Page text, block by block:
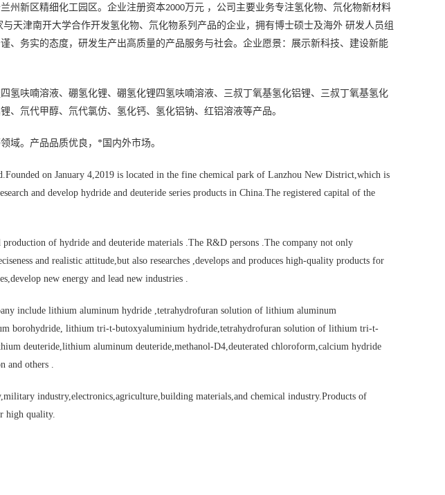
兰州新区精细化工园区。企业注册资本2000万元 ，公司主要业务专注氢化物、氘化物新材料
天津南开大学合作开发氢化物、氘化物系列产品的企业，拥有博士硕士及海外 研发人员组
、务实的态度，研发生产出高质量的产品服务与社会。企业愿景：展示新科技、建设新能
氢呋喃溶液、硼氢化锂、硼氢化锂四氢呋喃溶液、三叔丁氧基氢化铝锂、三叔丁氧基氢化
、氘代甲醇、氘代氯仿、氢化钙、氢化铝钠、红铝溶液等产品。
域。产品品质优良，*国内外市场。
on January 4,2019 is located in the fine chemical park of Lanzhou New District,which is
and develop hydride and deuteride series products in China.The registered capital of the
production of hydride and deuteride materials .The R&D persons .The company not only
and realistic attitude,but also researches ,develops and produces high-quality products for
new energy and lead new industries .
include lithium aluminum hydride ,tetrahydrofuran solution of lithium aluminum
borohydride, lithium tri-t-butoxyaluminium hydride,tetrahydrofuran solution of lithium tri-t-
deuteride,lithium aluminum deuteride,methanol-D4,deuterated chloroform,calcium hydride
and others .
industry,electronics,agriculture,building materials,and chemical industry.Products of
high quality.